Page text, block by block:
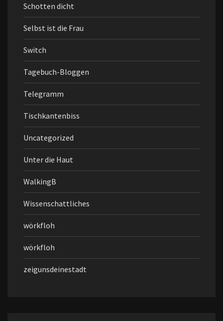
Schotten dicht
Selbst ist die Frau
Switch
Tagebuch-Bloggen
Telegramm
Tischkantenbiss
Uncategorized
Unter die Haut
WalkingB
Wissenschattliches
wörkfloh
wörkfloh
zeigunsdeinestadt